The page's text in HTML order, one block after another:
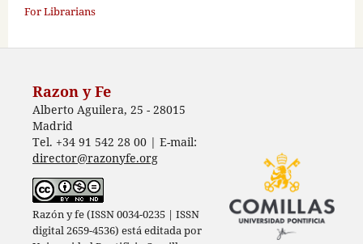
For Librarians
Razon y Fe
Alberto Aguilera, 25 - 28015
Madrid
Tel. +34 91 542 28 00 | E-mail:
director@razonyfe.org
Razón y fe (ISSN 0034-0235 | ISSN
digital 2659-4536) está editada por